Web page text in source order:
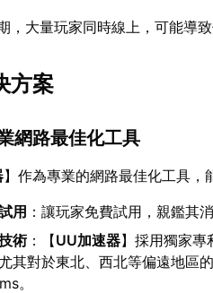
，大量玩家同時線上，可能導
方案
網路最佳化工具
】作為專業的網路最佳化工具，
用 ：讓玩家免費試用，親鑑其
術：【UU加速器】採用獨家專
其對於東北、西北等偏遠地區
。